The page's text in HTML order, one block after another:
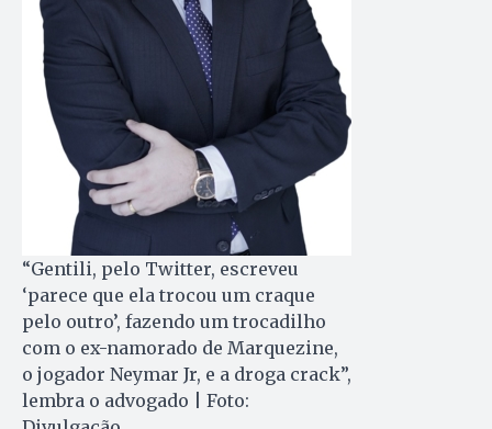
“Gentili, pelo Twitter, escreveu
‘parece que ela trocou um craque
pelo outro’, fazendo um trocadilho
com o ex-namorado de Marquezine,
o jogador Neymar Jr, e a droga crack”,
lembra o advogado | Foto: